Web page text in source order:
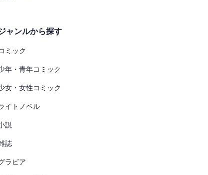
ャンルから探す
ミック
年・青年コミック
女・女性コミック
イトノベル
説
誌
ラビア